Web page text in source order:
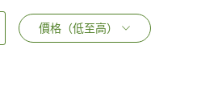
價格（低至高）